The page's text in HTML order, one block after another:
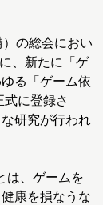
の総会におい
、新たに「ゲ
る「ゲーム依
に登録さ
研究が行われ
は、ゲームを
康を損なうな